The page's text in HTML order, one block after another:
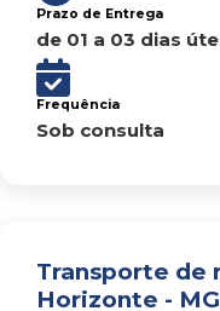
Prazo de Entrega
de 01 a 03 dias
Frequência
Sob consulta
Transporte de
Horizonte -